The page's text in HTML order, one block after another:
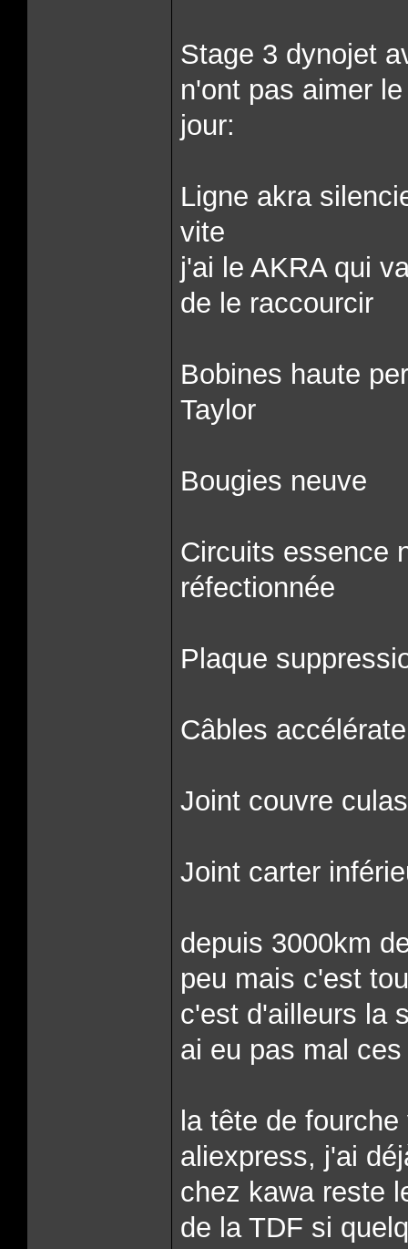
Stage 3 dynojet
n'ont pas aimer
jour:
Ligne akra
vite
j'ai le AKRA qui
de le raccourcir
Bobines haute
Taylor
Bougies neuve
Circuits essence
réfectionnée
Plaque
Câbles
Joint couvre
Joint carter
depuis 3000km
peu mais c'est
c'est d'ailleurs la
ai eu pas mal
la tête de
aliexpress, j'ai
chez kawa reste
de la TDF si